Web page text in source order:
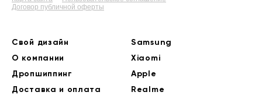
Договор публичной оферты
Свой дизайн
О компании
Дропшиппинг
Доставка и оплата
Samsung
Xiaomi
Apple
Realme